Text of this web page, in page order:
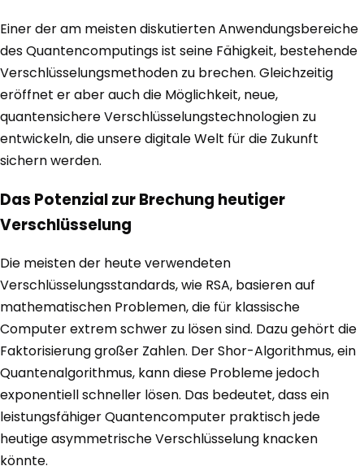
Einer der am meisten diskutierten Anwendungsbereiche
des Quantencomputings ist seine Fähigkeit, bestehende
Verschlüsselungsmethoden zu brechen. Gleichzeitig
eröffnet er aber auch die Möglichkeit, neue,
quantensichere Verschlüsselungstechnologien zu
entwickeln, die unsere digitale Welt für die Zukunft
sichern werden.
Das Potenzial zur Brechung heutiger
Verschlüsselung
Die meisten der heute verwendeten
Verschlüsselungsstandards, wie RSA, basieren auf
mathematischen Problemen, die für klassische
Computer extrem schwer zu lösen sind. Dazu gehört die
Faktorisierung großer Zahlen. Der Shor-Algorithmus, ein
Quantenalgorithmus, kann diese Probleme jedoch
exponentiell schneller lösen. Das bedeutet, dass ein
leistungsfähiger Quantencomputer praktisch jede
heutige asymmetrische Verschlüsselung knacken
könnte.